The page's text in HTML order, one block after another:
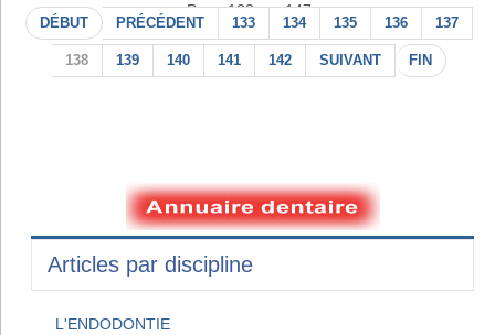
Page 138 sur 147
DÉBUT PRÉCÉDENT 133 134 135 136 137
138 139 140 141 142 SUIVANT FIN
Articles par discipline
L'ENDODONTIE